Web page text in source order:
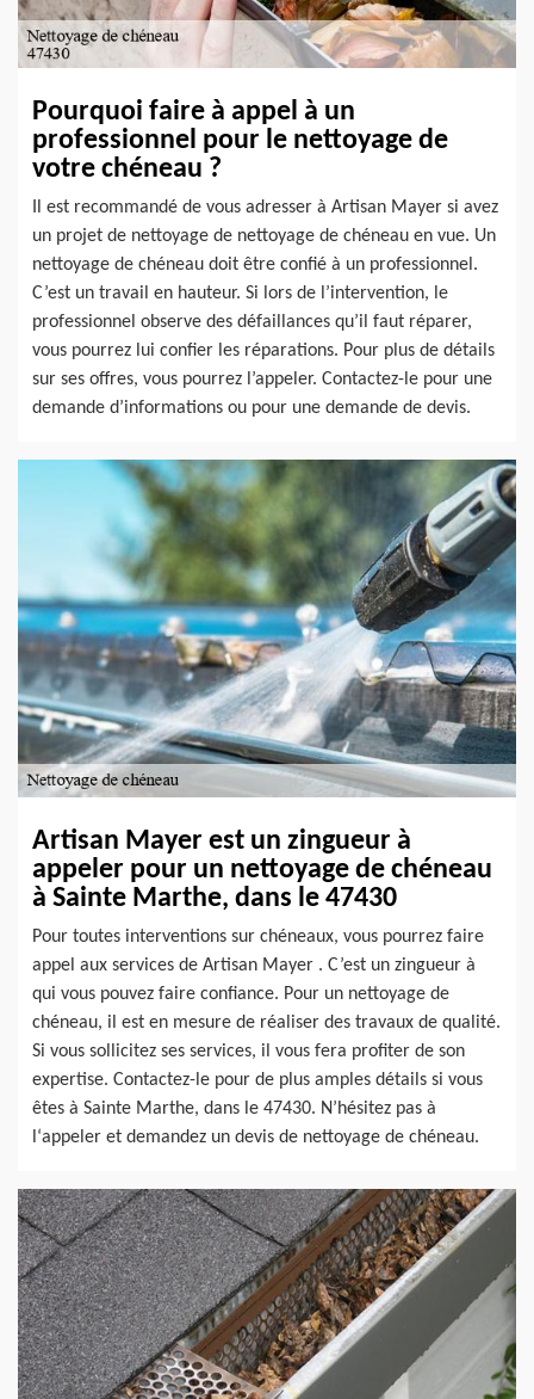
Pourquoi faire à appel à un
professionnel pour le nettoyage de
votre chéneau ?
Il est recommandé de vous adresser à Artisan Mayer si avez
un projet de nettoyage de nettoyage de chéneau en vue. Un
nettoyage de chéneau doit être confié à un professionnel.
C’est un travail en hauteur. Si lors de l’intervention, le
professionnel observe des défaillances qu’il faut réparer,
vous pourrez lui confier les réparations. Pour plus de détails
sur ses offres, vous pourrez l’appeler. Contactez-le pour une
demande d’informations ou pour une demande de devis.
Artisan Mayer est un zingueur à
appeler pour un nettoyage de chéneau
à Sainte Marthe, dans le 47430
Pour toutes interventions sur chéneaux, vous pourrez faire
appel aux services de Artisan Mayer . C’est un zingueur à
qui vous pouvez faire confiance. Pour un nettoyage de
chéneau, il est en mesure de réaliser des travaux de qualité.
Si vous sollicitez ses services, il vous fera profiter de son
expertise. Contactez-le pour de plus amples détails si vous
êtes à Sainte Marthe, dans le 47430. N’hésitez pas à
l‘appeler et demandez un devis de nettoyage de chéneau.